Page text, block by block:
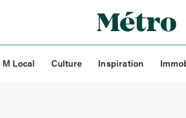
M Local Culture Inspiration